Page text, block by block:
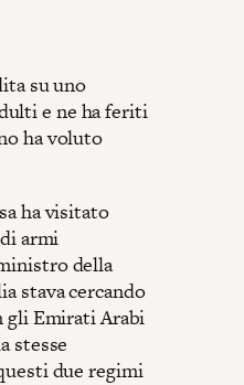
su uno
e ne ha feriti
ha voluto
ha visitato
armi
della
stava cercando
gli Emirati Arabi
stesse
due regimi